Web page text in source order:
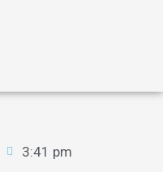
3:41 pm